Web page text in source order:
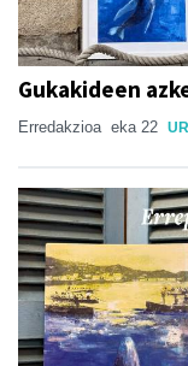
Gukakideen
Erredakzioa eka 22